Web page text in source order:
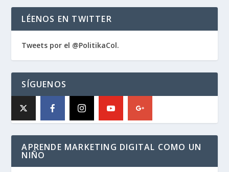
LÉENOS EN TWITTER
Tweets por el @PolitikaCol.
SÍGUENOS
APRENDE MARKETING DIGITAL COMO UN
NIÑO